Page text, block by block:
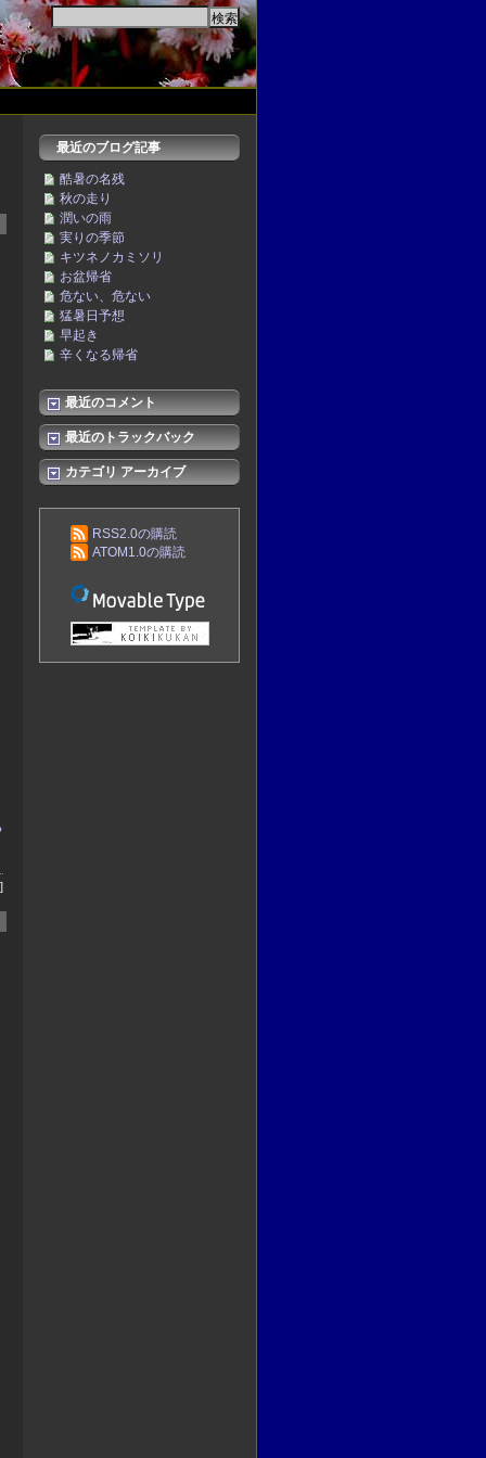
最近のブログ記事
酷暑の名残
秋の走り
潤いの雨
実りの季節
キツネノカミソリ
お盆帰省
危ない、危ない
猛暑日予想
早起き
辛くなる帰省
最近のコメント
最近のトラックバック
カテゴリ アーカイブ
RSS2.0の購読
ATOM1.0の購読